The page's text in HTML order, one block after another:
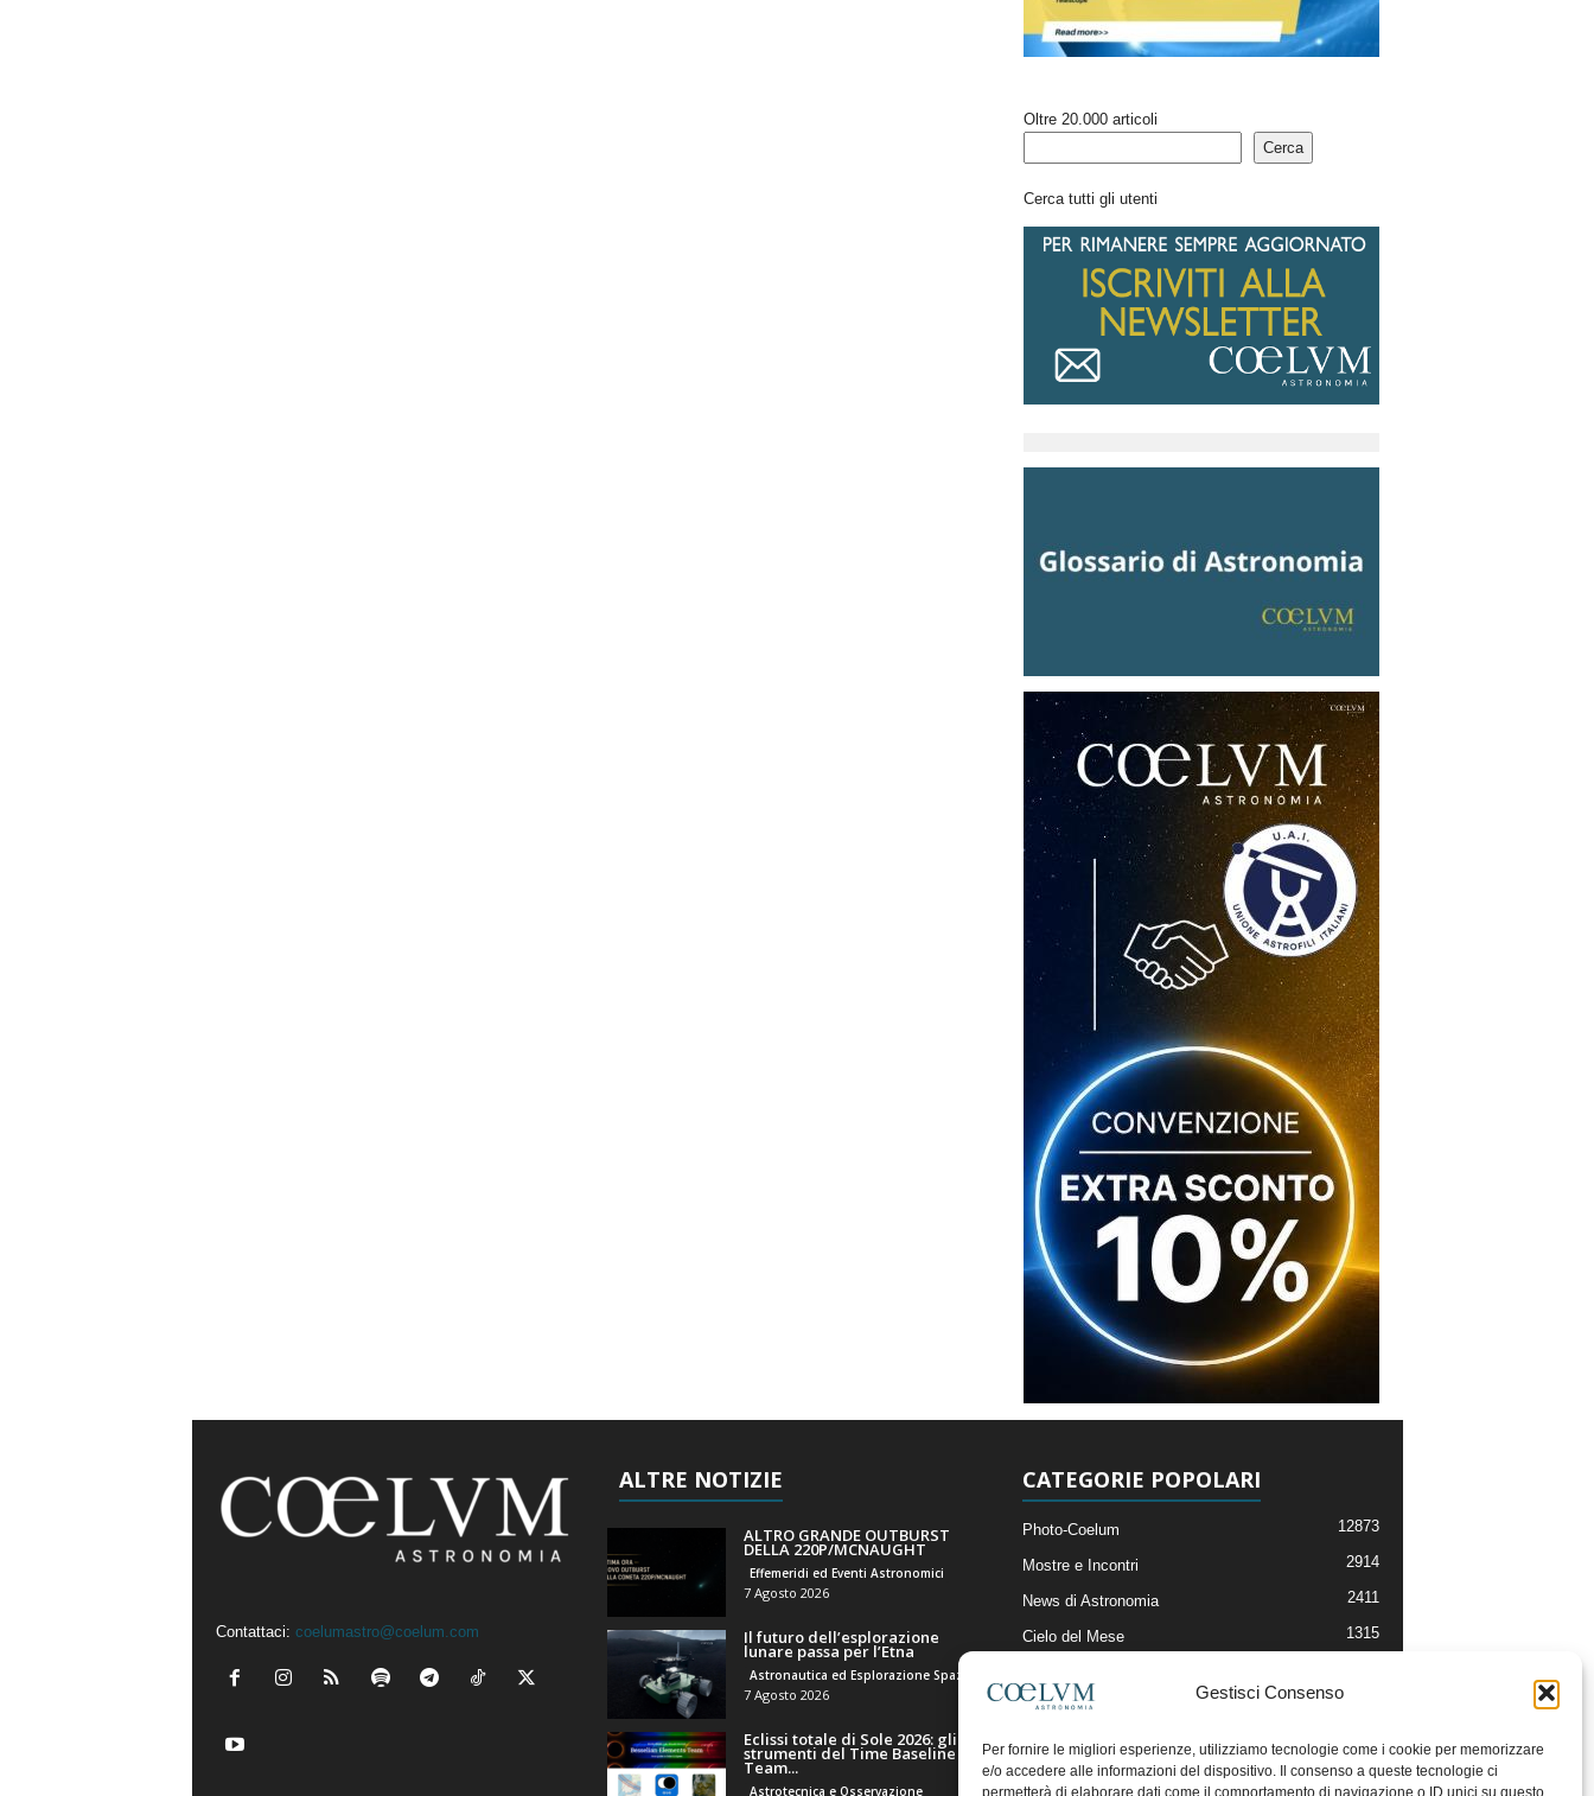
Gestisci Consenso
Per fornire le migliori esperienze, utilizziamo tecnologie come i cookie per memorizzare
e/o accedere alle informazioni del dispositivo. Il consenso a queste tecnologie ci
permetterà di elaborare dati come il comportamento di navigazione o ID unici su questo
Oltre 20.000 articoli
Cerca
Cerca tutti gli utenti
Contattaci: coelumastro@coelum.com
ALTRE NOTIZIE
ALTRO GRANDE OUTBURST
DELLA 220P/MCNAUGHT
Effemeridi ed Eventi Astronomici
7 Agosto 2026
Il futuro dell’esplorazione
lunare passa per l’Etna
7 Agosto 2026
Eclissi totale di Sole 2026: gli
strumenti del Time Baseline
Team...
Astrotecnica e Osservazione
CATEGORIE POPOLARI
Photo-Coelum 12873
Mostre e Incontri 2914
News di Astronomia 2411
Cielo del Mese 1315
Articoli e Risorse On-Line
Il Blog della Redazione